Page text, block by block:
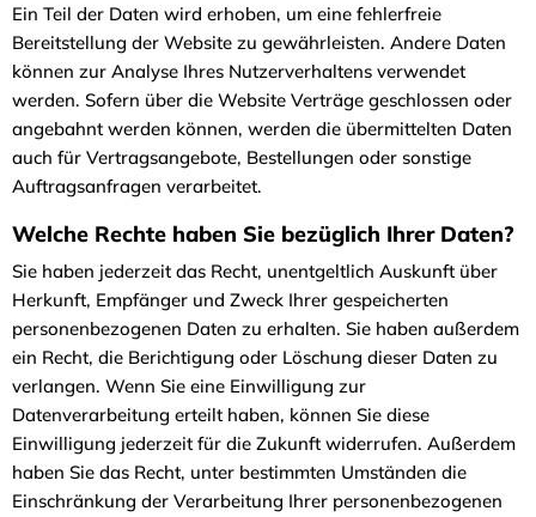
Ein Teil der Daten wird erhoben, um eine fehlerfreie
Bereitstellung der Website zu gewährleisten. Andere Daten
können zur Analyse Ihres Nutzerverhaltens verwendet
werden. Sofern über die Website Verträge geschlossen oder
angebahnt werden können, werden die übermittelten Daten
auch für Vertragsangebote, Bestellungen oder sonstige
Auftragsanfragen verarbeitet.
Welche Rechte haben Sie bezüglich Ihrer Daten?
Sie haben jederzeit das Recht, unentgeltlich Auskunft über
Herkunft, Empfänger und Zweck Ihrer gespeicherten
personenbezogenen Daten zu erhalten. Sie haben außerdem
ein Recht, die Berichtigung oder Löschung dieser Daten zu
verlangen. Wenn Sie eine Einwilligung zur
Datenverarbeitung erteilt haben, können Sie diese
Einwilligung jederzeit für die Zukunft widerrufen. Außerdem
haben Sie das Recht, unter bestimmten Umständen die
Einschränkung der Verarbeitung Ihrer personenbezogenen